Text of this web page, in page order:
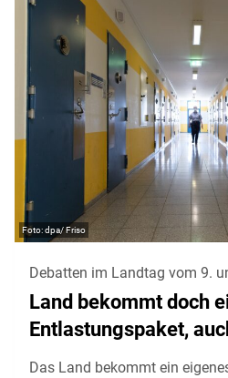
dpa/ Friso
Debatten im Landtag vom 9.
Land bekommt doch
Entlastungspaket,
Das Land bekommt ein